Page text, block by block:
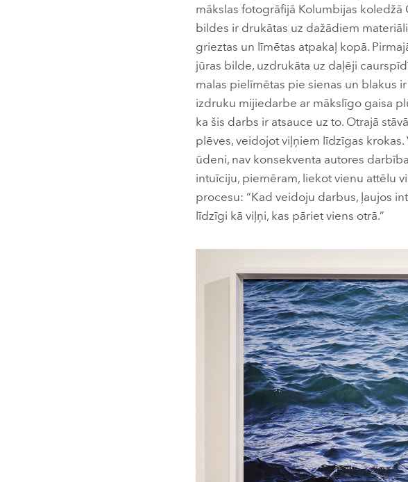
mākslas fotogrāfijā Kolumbijas
bildes ir drukātas uz dažādiem
grieztas un līmētas atpakaļ kopā.
jūras bilde, uzdrukāta uz daļēji
malas pielīmētas pie sienas un blakus
izdruku mijiedarbe ar mākslīgo gaisa
ka šis darbs ir atsauce uz to. Otrajā
plēves, veidojot viļņiem līdzīgas
ūdeni, nav konsekventa autores
intuīciju, piemēram, liekot vienu attēlu
procesu: “Kad veidoju darbus, ļaujos
līdzīgi kā viļņi, kas pāriet viens otrā.”